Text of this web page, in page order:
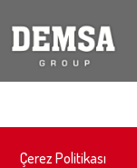
Çerez Politikası